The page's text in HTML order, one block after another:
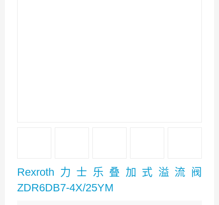
Rexroth力士乐叠加式溢流阀
ZDR6DB7-4X/25YM